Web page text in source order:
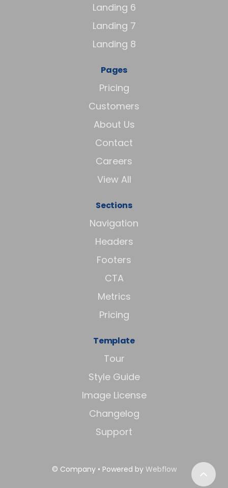
Landing 6
Landing 7
Landing 8
Pages
Pricing
Customers
About Us
Contact
Careers
View All
Sections
Navigation
Headers
Footers
CTA
Metrics
Pricing
Template
Tour
Style Guide
Image License
Changelog
Support
© Company • Powered by Webflow